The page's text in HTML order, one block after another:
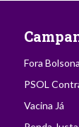
Fora
PSOL
Vacina Já